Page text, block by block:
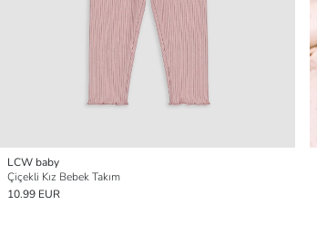
LCW baby
Çiçekli Kız Bebek Takım
10.99 EUR